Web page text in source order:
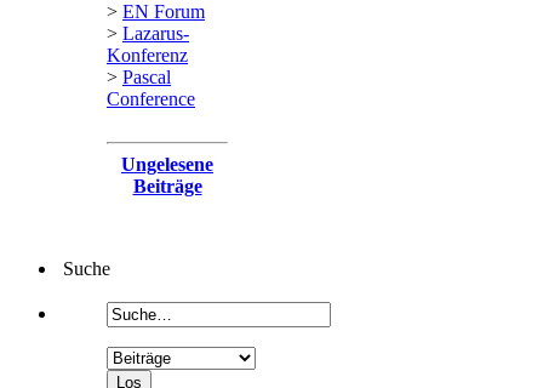
> EN Forum
> Lazarus-
Konferenz
> Pascal
Conference
Ungelesene
Beiträge
Suche